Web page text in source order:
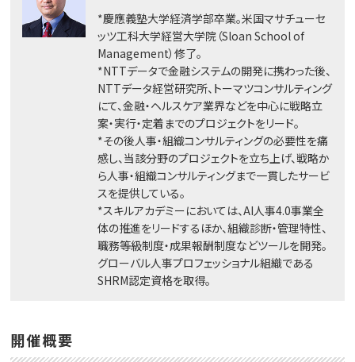
*慶應義塾大学経済学部卒業。米国マサチューセ
ッツ工科大学経営大学院（Sloan School of
Management）修了。
*NTTデータで金融システムの開発に携わった後、
NTTデータ経営研究所、トーマツコンサルティング
にて、金融・ヘルスケア業界などを中心に戦略立
案・実行・定着までのプロジェクトをリード。
*その後人事・組織コンサルティングの必要性を痛
感し、当該分野のプロジェクトを立ち上げ、戦略か
ら人事・組織コンサルティングまで一貫したサービ
スを提供している。
*スキルアカデミーにおいては、AI人事4.0事業全
体の推進をリードするほか、組織診断・管理特性、
職務等級制度・成果報酬制度などツールを開発。
グローバル人事プロフェッショナル組織である
SHRM認定資格を取得。
開催概要